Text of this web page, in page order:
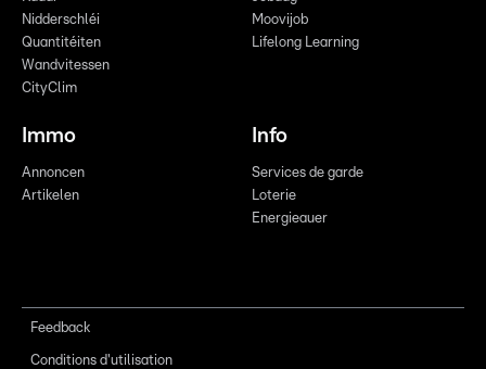
Nidderschléi
Quantitéiten
Wandvitessen
CityClim
Moovijob
Lifelong Learning
Immo
Annoncen
Artikelen
Info
Services de garde
Loterie
Energieauer
Feedback
Conditions d'utilisation